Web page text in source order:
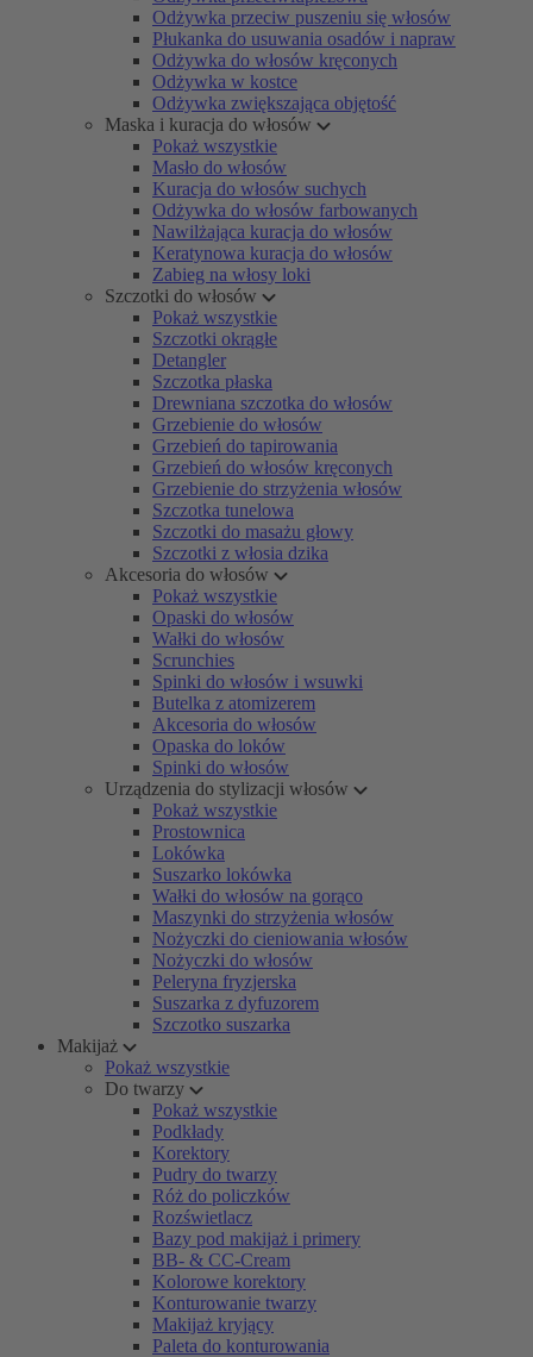
Odżywka przeciw puszeniu się włosów
Płukanka do usuwania osadów i napraw
Odżywka do włosów kręconych
Odżywka w kostce
Odżywka zwiększająca objętość
Maska i kuracja do włosów
Pokaż wszystkie
Masło do włosów
Kuracja do włosów suchych
Odżywka do włosów farbowanych
Nawilżająca kuracja do włosów
Keratynowa kuracja do włosów
Zabieg na włosy loki
Szczotki do włosów
Pokaż wszystkie
Szczotki okrągłe
Detangler
Szczotka płaska
Drewniana szczotka do włosów
Grzebienie do włosów
Grzebień do tapirowania
Grzebień do włosów kręconych
Grzebienie do strzyżenia włosów
Szczotka tunelowa
Szczotki do masażu głowy
Szczotki z włosia dzika
Akcesoria do włosów
Pokaż wszystkie
Opaski do włosów
Wałki do włosów
Scrunchies
Spinki do włosów i wsuwki
Butelka z atomizerem
Akcesoria do włosów
Opaska do loków
Spinki do włosów
Urządzenia do stylizacji włosów
Pokaż wszystkie
Prostownica
Lokówka
Suszarko lokówka
Wałki do włosów na gorąco
Maszynki do strzyżenia włosów
Nożyczki do cieniowania włosów
Nożyczki do włosów
Peleryna fryzjerska
Suszarka z dyfuzorem
Szczotko suszarka
Makijaż
Pokaż wszystkie
Do twarzy
Pokaż wszystkie
Podkłady
Korektory
Pudry do twarzy
Róż do policzków
Rozświetlacz
Bazy pod makijaż i primery
BB- & CC-Cream
Kolorowe korektory
Konturowanie twarzy
Makijaż kryjący
Paleta do konturowania